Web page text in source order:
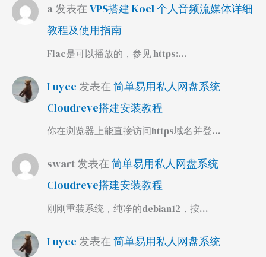
a发表在 VPS搭建 Koel 个人音频流媒体详细
教程及使用指南
Flac是可以播放的，参见 https:…
Luyee 发表在 简单易用私人网盘系统
Cloudreve搭建安装教程
你在浏览器上能直接访问https域名并登…
swart发表在简单易用私人网盘系统
Cloudreve搭建安装教程
刚刚重装系统，纯净的debian12，按…
Luyee 发表在简单易用私人网盘系统